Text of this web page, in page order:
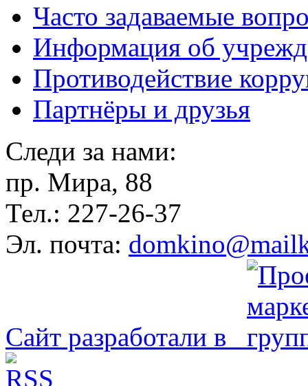
Часто задаваемые
Информация об
Противодействие
Партнёры и друзья
Следи за нами:
пр. Мира, 88
Тел.: 227-26-37
Эл. почта:
Сайт разработали в